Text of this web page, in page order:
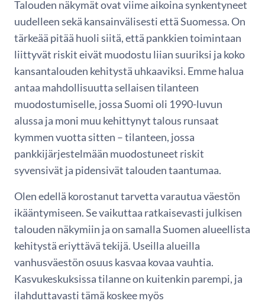
Talouden näkymät ovat viime aikoina synkentyneet
uudelleen sekä kansainvälisesti että Suomessa. On
tärkeää pitää huoli siitä, että pankkien toimintaan
liittyvät riskit eivät muodostu liian suuriksi ja koko
kansantalouden kehitystä uhkaaviksi. Emme halua
antaa mahdollisuutta sellaisen tilanteen
muodostumiselle, jossa Suomi oli 1990-luvun
alussa ja moni muu kehittynyt talous runsaat
kymmen vuotta sitten – tilanteen, jossa
pankkijärjestelmään muodostuneet riskit
syvensivät ja pidensivät talouden taantumaa.
Olen edellä korostanut tarvetta varautua väestön
ikääntymiseen. Se vaikuttaa ratkaisevasti julkisen
talouden näkymiin ja on samalla Suomen alueellista
kehitystä eriyttävä tekijä. Useilla alueilla
vanhusväestön osuus kasvaa kovaa vauhtia.
Kasvukeskuksissa tilanne on kuitenkin parempi, ja
ilahduttavasti tämä koskee myös